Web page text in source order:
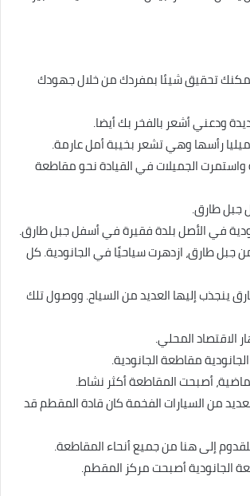
يمكنك تحقيق شيئا بمفردك من خلال جهودك
ودعني أشعر بالفخر بك أيضا.
رأسها وهي تشعر بخيبة أمل عارمة.
واستمرت الجميلات في القيادة نحو مقاطعة
جبل طارق.
في الأصل بلدة فقيرة في أسفل جبل طارق.
جبل طارق، ازدهرت سياحيًا في الجانودية. كل
ينجذب إليها العديد من السياح. ووصول تلك
الاقتصاد المحلي.
مقاطعة الجانودية.
أصبحت المقاطعة أكثر نشاط.
من السيارات الفخمة كان قادة المقطم قد
إلى هنا من جميع أنحاء المقاطعة.
الجانودية أصبحت مركز المقطم.